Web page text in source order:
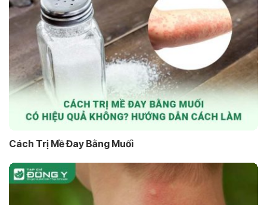
Cách Trị Mề Đay Bằng Muối